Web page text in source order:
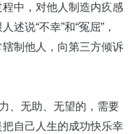
中，对他人制造内疚感
说“不幸”和“冤屈”，
制他人，向第三方倾诉
、无助、无望的，需要
自己人生的成功快乐幸